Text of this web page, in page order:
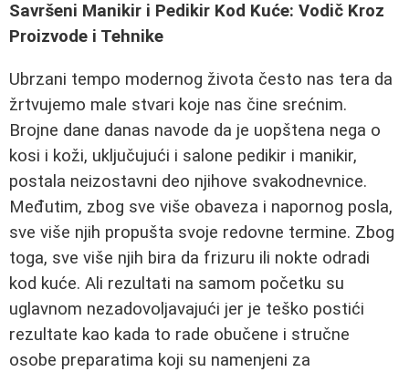
Savršeni Manikir i Pedikir Kod Kuće: Vodič Kroz
Proizvode i Tehnike
Ubrzani tempo modernog života često nas tera da
žrtvujemo male stvari koje nas čine srećnim.
Brojne dane danas navode da je uopštena nega o
kosi i koži, uključujući i salone pedikir i manikir,
postala neizostavni deo njihove svakodnevnice.
Međutim, zbog sve više obaveza i napornog posla,
sve više njih propušta svoje redovne termine. Zbog
toga, sve više njih bira da frizuru ili nokte odradi
kod kuće. Ali rezultati na samom početku su
uglavnom nezadovoljavajući jer je teško postići
rezultate kao kada to rade obučene i stručne
osobe preparatima koji su namenjeni za